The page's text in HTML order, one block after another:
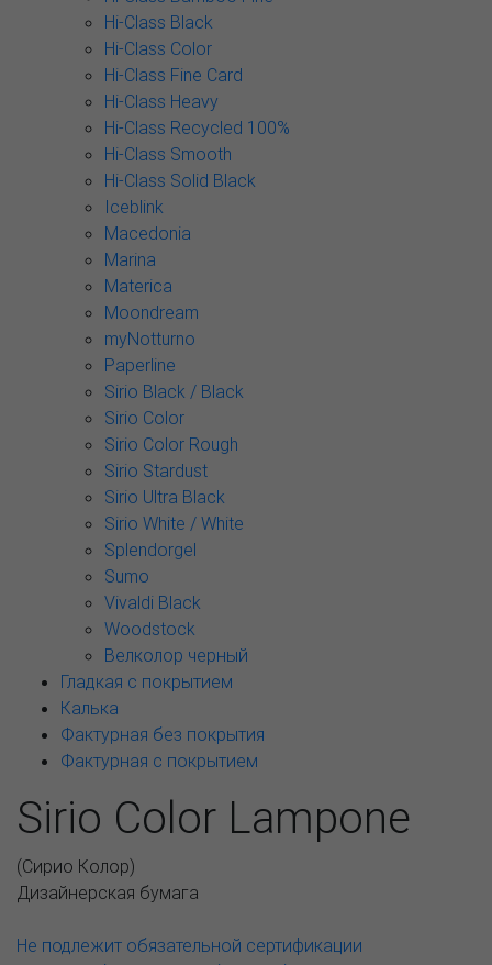
Hi-Class Black
Hi-Class Color
Hi-Class Fine Card
Hi-Class Heavy
Hi-Class Recycled 100%
Hi-Class Smooth
Hi-Class Solid Black
Iceblink
Macedonia
Marina
Materica
Moondream
myNotturno
Paperline
Sirio Black / Black
Sirio Color
Sirio Color Rough
Sirio Stardust
Sirio Ultra Black
Sirio White / White
Splendorgel
Sumo
Vivaldi Black
Woodstock
Велколор черный
Гладкая с покрытием
Калька
Фактурная без покрытия
Фактурная с покрытием
Sirio Color Lampone
(Сирио Колор)
Дизайнерская бумага
Не подлежит обязательной сертификации